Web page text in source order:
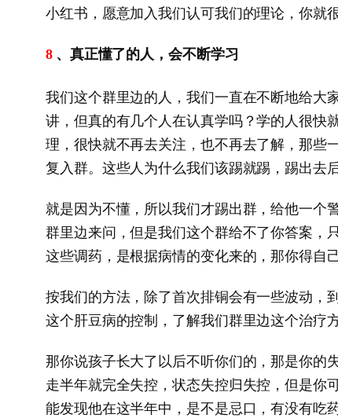
小红书，愿意加入我们认可我们的理论，你就
8 、真正懂了的人，会不断学习
我们这个群里边的人，我们一直在不断地给大
讲，但真的有几个人在认真学吗？学的人很快
理，很快就不再去关注，也不再去了解，那些
复入群。这些人为什么我们该踢就踢，踢出去
就是因为不懂，所以我们才踢出群，给他一个
群里边来问，但是我们这个群给不了你答案，
这些调药，是根据病情的变化来的，那你得自
按我们的方法，除了首次排铜会有一些波动，
这个肝豆病的控制，了解我们群里边这个治疗
那你说孩子长大了以后不听你们的，那是你的
走半年就完全失控，状态失控归失控，但是你
能发现他在这半年中，是不是忌口，有没有吃